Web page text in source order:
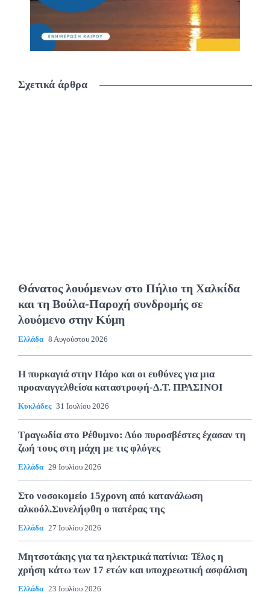
Σχετικά άρθρα
Θάνατος λουόμενων στο Πήλιο τη Χαλκίδα
και τη Βούλα-Παροχή συνδρομής σε
λουόμενο στην Κύμη
Ελλάδα 8 Αυγούστου 2026
Η πυρκαγιά στην Πάρο και οι ευθύνες για μια
προαναγγελθείσα καταστροφή-Δ.Τ. ΠΡΑΣΙΝΟΙ
Κυκλάδες 31 Ιουλίου 2026
Τραγωδία στο Ρέθυμνο: Δύο πυροσβέστες έχασαν τη
ζωή τους στη μάχη με τις φλόγες
Ελλάδα 29 Ιουλίου 2026
Στο νοσοκομείο 15χρονη από κατανάλωση
αλκοόλ.Συνελήφθη ο πατέρας της
Ελλάδα 27 Ιουλίου 2026
Μητσοτάκης για τα ηλεκτρικά πατίνια: Τέλος η
χρήση κάτω των 17 ετών και υποχρεωτική ασφάλιση
Ελλάδα 23 Ιουλίου 2026